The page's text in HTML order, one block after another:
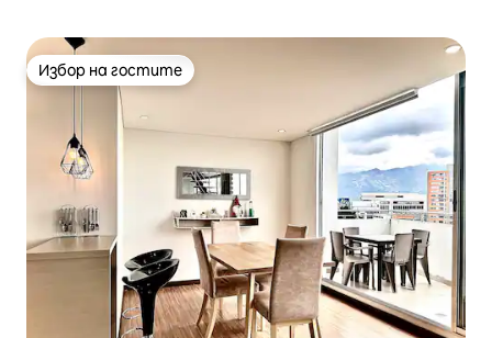
Избор на гостите
Избор на гостите